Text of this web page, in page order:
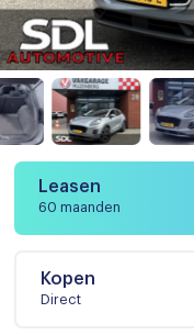
Leasen
60 maanden
Kopen
Direct